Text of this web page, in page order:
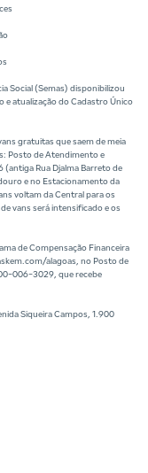
Social (Semas) disponibilizou
e atualização do Cadastro Único
gratuitas que saem de meia
Posto de Atendimento e
(antiga Rua Djalma Barreto de
e no Estacionamento da
voltam da Central para os
vans será intensificado e os
de Compensação Financeira
alagoas, no Posto de
006-3029, que recebe
Siqueira Campos, 1.900